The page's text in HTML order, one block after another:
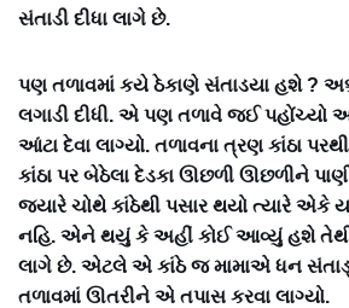
સંતાડી દીધા લાગે છે.
પણ તળાવમાં કયે ઠેકાણે સંતાડયા હશે ?
લગાડી દીધી. એ પણ તળાવે જઈ પહોંચ્યો
આંટા દેવા લાગ્યો. તળાવના ત્રણ કાંઠા
કાંઠા પર બેઠેલા દેડકા ઊછળી ઊછળીને
જ્યારે ચોથે કાંઠેથી પસાર થયો ત્યારે એકે ય
નહિ. એને થયું કે અહીં કોઈ આવ્યું હશે તેથી
લાગે છે. એટલે એ કાંઠે જ મામાએ ધન
તળાવમાં ઊતરીને એ તપાસ કરવા લાગ્યો.